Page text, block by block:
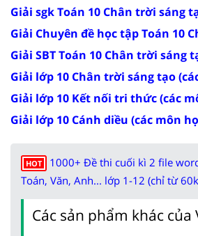
Giải sgk Toán 10 Chân trời sáng
Giải Chuyên đề học tập Toán 10
Giải SBT Toán 10 Chân trời sáng
Giải lớp 10 Chân trời sáng tạo
Giải lớp 10 Kết nối tri thức (các
Giải lớp 10 Cánh diều (các môn
HOT
1000+ Đề thi cuối kì 2 file
Toán, Văn, Anh... lớp 1-12 (chỉ từ
Các sản phẩm khác của